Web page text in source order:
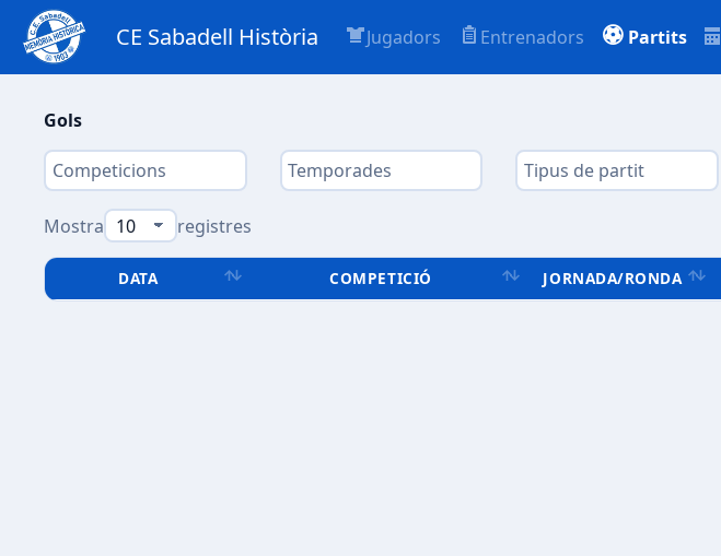
CE Sabadell Història Jugadors Entrenadors Partits
Gols
Mostra registres
DATA COMPETICIÓ JORNADA/RONDA